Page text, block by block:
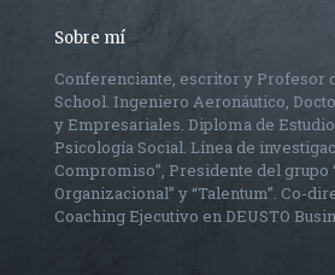
Sobre mí
Conferenciante, escritor y Profesor
School. Ingeniero Aeronáutico,
y Empresariales. Diploma de
Psicología Social. Línea de
Compromiso”, Presidente del grupo
Organizacional” y “Talentum”. Co-
Coaching Ejecutivo en DEUSTO